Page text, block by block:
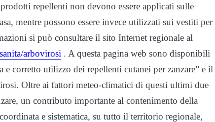
repellenti non devono essere applicati sulle
mentre possono essere invece utilizzati sui vestiti per
si può consultare il sito Internet regionale al
arbovirosi . A questa pagina web sono disponibili
corretto utilizzo dei repellenti cutanei per zanzare” e il
Oltre ai fattori meteo-climatici di questi ultimi due
un contributo importante al contenimento della
e sistematica, su tutto il territorio regionale,